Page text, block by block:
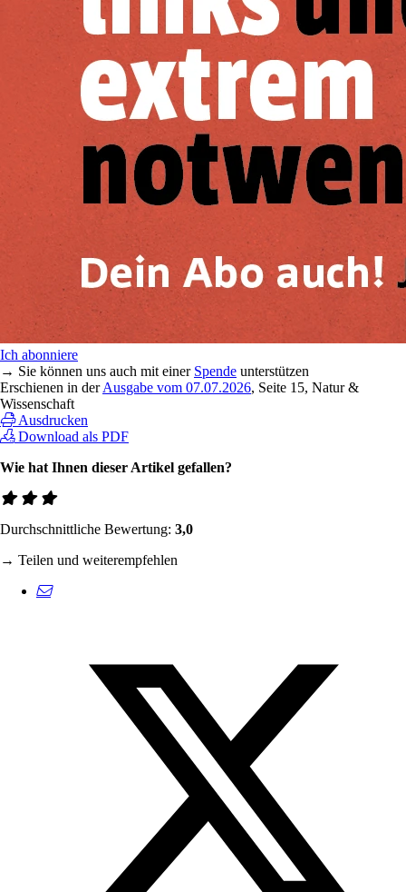
Ich abonniere
→ Sie können uns auch mit einer Spende unterstützen
Erschienen in derAusgabe vom 07.07.2026, Seite 15, Natur &
Wissenschaft
Ausdrucken
Download als PDF
Wie hat Ihnen dieser Artikel gefallen?
Durchschnittliche Bewertung: 3,0
→ Teilen und weiterempfehlen